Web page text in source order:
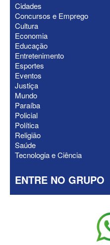
Federação Brasil da
nesta terça apoio ao
PCdoB apostam em
Cidades
Concursos e Emprego
Cultura
Economia
Educação
Entretenimento
Esportes
Eventos
Justiça
Mundo
Paraíba
Policial
Política
Religião
Saúde
Tecnologia e Ciência
ENTRE NO GRUPO